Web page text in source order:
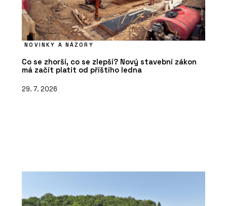
NOVINKY A NÁZORY
Co se zhorší, co se zlepší? Nový stavební zákon
má začít platit od příštího ledna
29. 7. 2026